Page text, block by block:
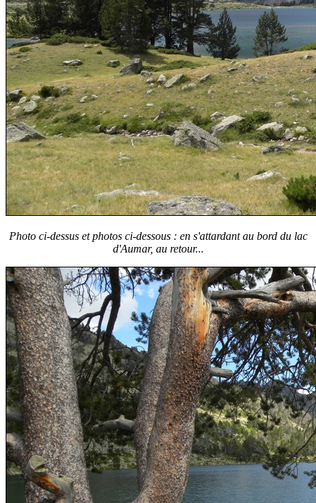
Photo ci-dessus et photos ci-dessous : en s'attardant au bord du lac
d'Aumar, au retour...